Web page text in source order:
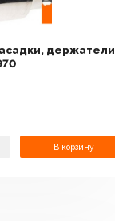
держатели
В корзину